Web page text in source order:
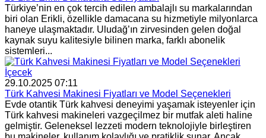
Türkiye’nin en çok tercih edilen ambalajlı su markalarından
biri olan Erikli, özellikle damacana su hizmetiyle milyonlarca
haneye ulaşmaktadır. Uludağ’ın zirvesinden gelen doğal
kaynak suyu kalitesiyle bilinen marka, farklı abonelik
sistemleri...
İçecek
29.10.2025 07:11
Türk Kahvesi Makinesi Fiyatları ve Model Seçenekleri
Evde otantik Türk kahvesi deneyimi yaşamak isteyenler için
Türk kahvesi makineleri vazgeçilmez bir mutfak aleti haline
gelmiştir. Geleneksel lezzeti modern teknolojiyle birleştiren